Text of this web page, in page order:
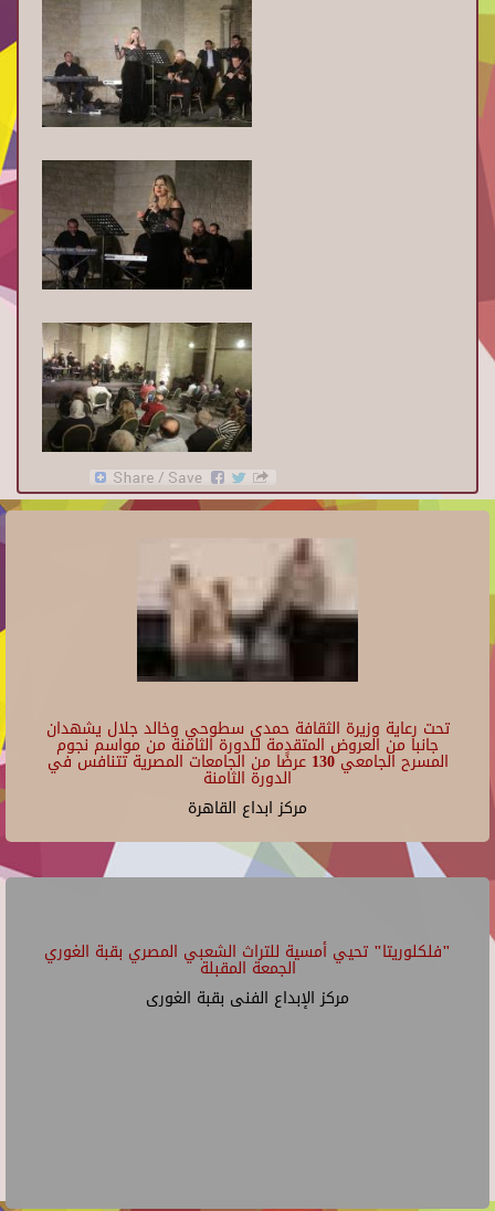
تحت رعاية وزيرة الثقافة حمدي سطوحي وخالد جلال يشهدان
جانبا من العروض المتقدمة للدورة الثامنة من مواسم نجوم
المسرح الجامعي 130 عرضًا من الجامعات المصرية تتنافس في
الدورة الثامنة
مركز ابداع القاهرة
"فلكلوريتا" تحيي أمسية للتراث الشعبي المصري بقبة الغوري
الجمعة المقبلة
مركز الإبداع الفنى بقبة الغورى